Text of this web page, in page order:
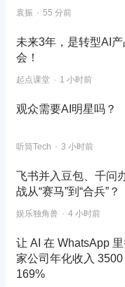
袁振 55 分前
未来3年，是转型AI
会！
起点课堂 1 小时前
观众需要AI明星吗？
听筒Tech 3 小时前
飞书并入豆包、千问
战从“赛马”到“合兵”？
娱乐独角兽 4 小时前
让 AI 在 WhatsApp
家公司年化收入
169%